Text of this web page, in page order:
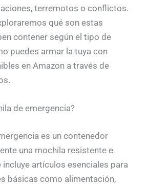
terremotos o conflictos.
qué son estas
contener según el tipo de
puedes armar la tuya con
en Amazon a través de
de emergencia?
es un contenedor
una mochila resistente e
incluye artículos esenciales para
básicas como alimentación,